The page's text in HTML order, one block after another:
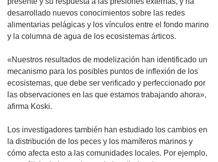
desarrollado nuevos conocimientos sobre las redes
alimentarias pelágicas y los vínculos entre el fondo marino
y la columna de agua de los ecosistemas árticos.
«Nuestros resultados de modelización han identificado un
mecanismo para los posibles puntos de inflexión de los
ecosistemas, que debe ser verificado y perfeccionado por
las observaciones en las que estamos trabajando ahora»,
afirma Koski.
Los investigadores también han estudiado los cambios en
la distribución de los peces y los mamíferos marinos y
cómo afecta esto a las comunidades locales. Por ejemplo,